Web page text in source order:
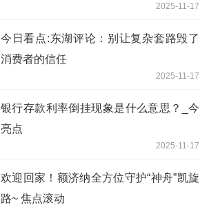
2025-11-17
今日看点:东湖评论：别让复杂套路毁了
消费者的信任
2025-11-17
银行存款利率倒挂现象是什么意思？_今
亮点
2025-11-17
欢迎回家！额济纳全方位守护“神舟”凯旋
路~ 焦点滚动